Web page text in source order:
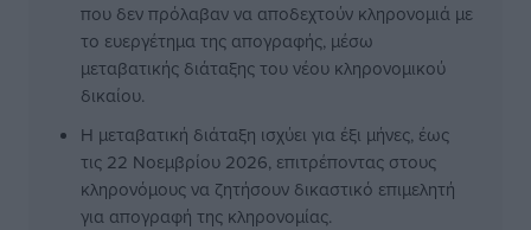
που δεν πρόλαβαν να αποδεχτούν κληρονομιά με
το ευεργέτημα της απογραφής, μέσω
μεταβατικής διάταξης του νέου κληρονομικού
δικαίου.
Η μεταβατική διάταξη ισχύει για έξι μήνες, έως
τις 22 Νοεμβρίου 2026, επιτρέποντας στους
κληρονόμους να ζητήσουν δικαστικό επιμελητή
για απογραφή της κληρονομίας.